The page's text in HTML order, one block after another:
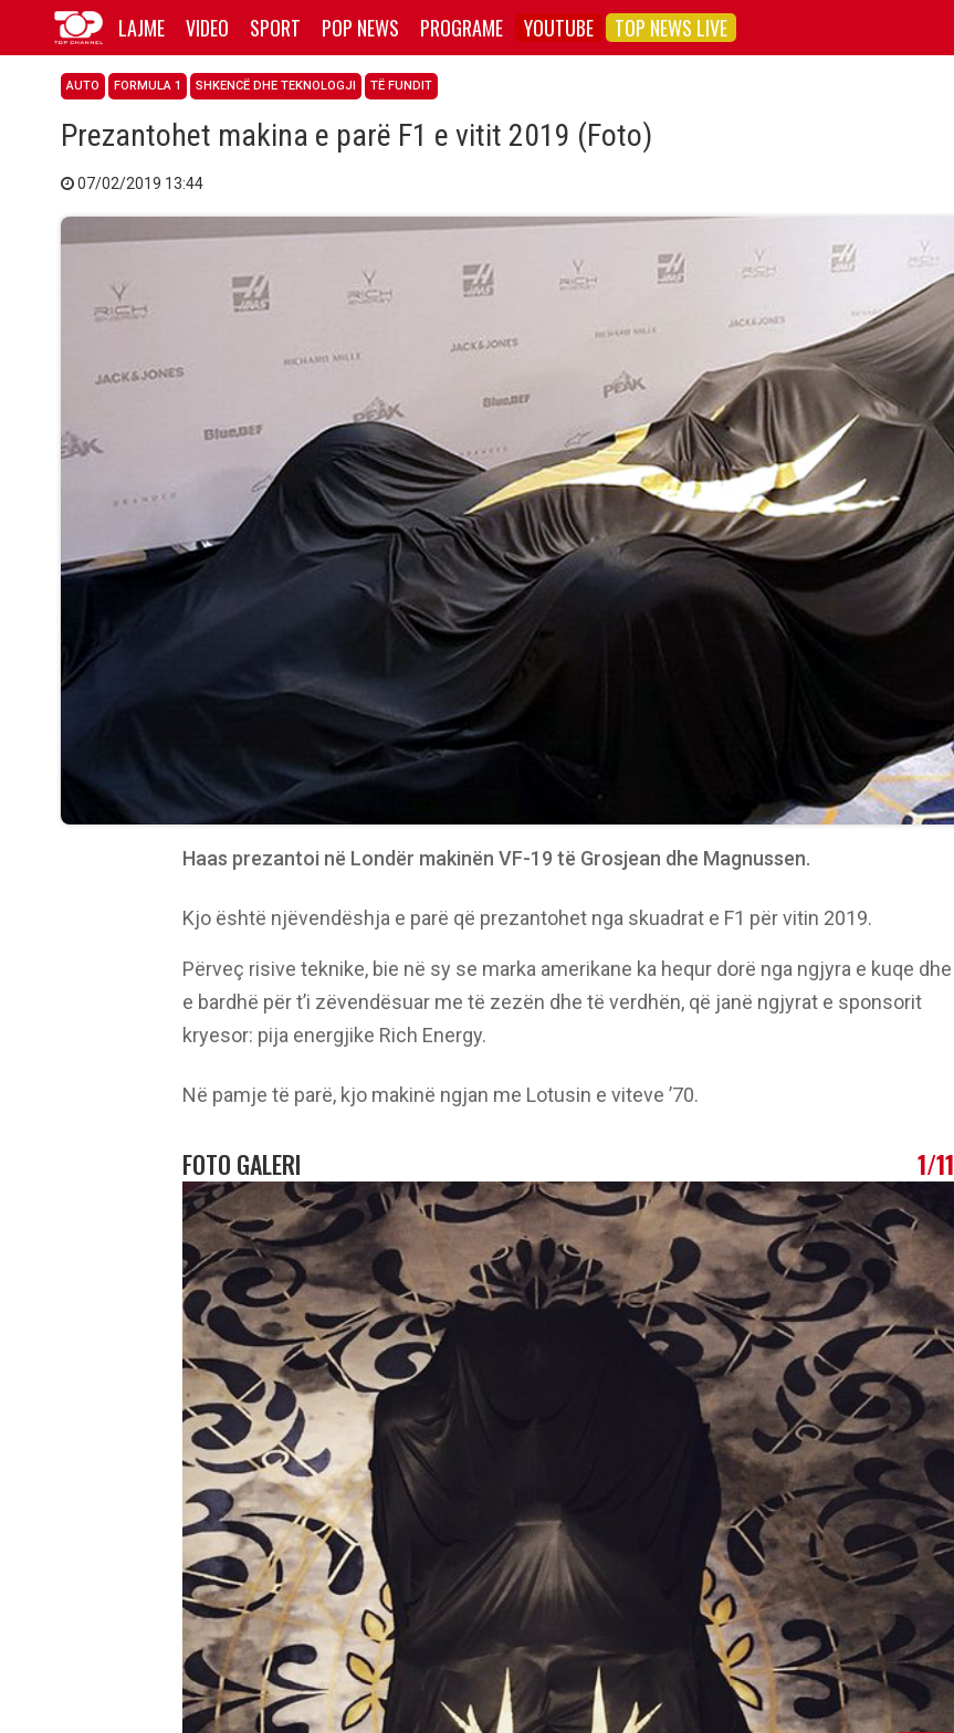
LAJME VIDEO SPORT POP NEWS PROGRAME YOUTUBE TOP NEWS LIVE
AUTO FORMULA 1 SHKENCË DHE TEKNOLOGJI TË FUNDIT
Prezantohet makina e parë F1 e vitit 2019 (Foto)
07/02/2019 13:44
Haas prezantoi në Londër makinën VF-19 të Grosjean dhe Magnussen.
Kjo është njëvendëshja e parë që prezantohet nga skuadrat e F1 për vitin 2019.
Përveç risive teknike, bie në sy se marka amerikane ka hequr dorë nga ngjyra e kuqe dhe
e bardhë për t’i zëvendësuar me të zezën dhe të verdhën, që janë ngjyrat e sponsorit
kryesor: pija energjike Rich Energy.
Në pamje të parë, kjo makinë ngjan me Lotusin e viteve ’70.
FOTO GALERI 1/11